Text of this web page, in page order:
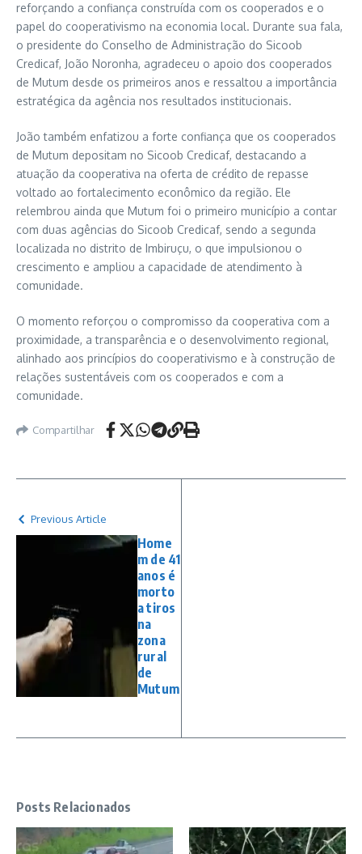
reforçando a confiança construída com os cooperados e o
papel do cooperativismo na economia local. Durante sua fala,
o presidente do Conselho de Administração do Sicoob
Credicaf, João Noronha, agradeceu o apoio dos cooperados
de Mutum desde os primeiros anos e ressaltou a importância
estratégica da agência nos resultados institucionais.
João também enfatizou a forte confiança que os cooperados
de Mutum depositam no Sicoob Credicaf, destacando a
atuação da cooperativa na oferta de crédito de repasse
voltado ao fortalecimento econômico da região. Ele
relembrou ainda que Mutum foi o primeiro município a contar
com duas agências do Sicoob Credicaf, sendo a segunda
localizada no distrito de Imbiruçu, o que impulsionou o
crescimento e ampliou a capacidade de atendimento à
comunidade.
O momento reforçou o compromisso da cooperativa com a
proximidade, a transparência e o desenvolvimento regional,
alinhado aos princípios do cooperativismo e à construção de
relações sustentáveis com os cooperados e com a
comunidade.
Compartilhar
Previous Article
Home
m de 41
anos é
morto
a tiros
na
zona
rural
de
Mutum
Posts Relacionados